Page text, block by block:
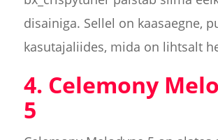
disainiga. Sellel on kaasaegne,
kasutajaliides, mida on lihtsalt
4. Celemony
5